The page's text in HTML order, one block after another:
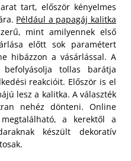
tart, először kényelmes
Például a papagáj kalitka
mint amilyennek első
előtt sok paramétert
hibázzon a vásárlással. A
tollas barátja
reakcióit. Először is el
lesz a kalitka. A választék
nehéz dönteni. Online
a kerektől a
készült dekoratív